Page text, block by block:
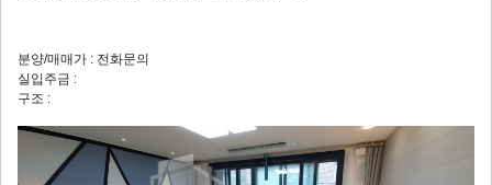
분양/매매가 : 전화문의
실입주금 :
구조 :